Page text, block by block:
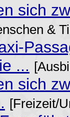
sich
&
...
sich
[Freizeit/